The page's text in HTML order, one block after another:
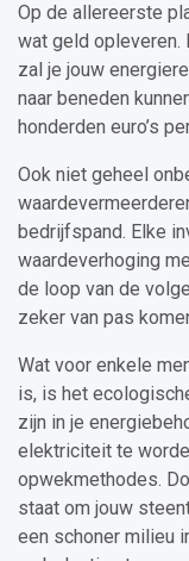
Op de allereerste
wat geld opleveren.
zal je jouw
naar beneden
honderden euro’s
Ook niet geheel
bedrijfspand. Elke
waardeverhoging
de loop van de
zeker van pas
Wat voor enkele
is, is het
zijn in je
elektriciteit te
opwekmethodes.
staat om jouw
een schoner milieu